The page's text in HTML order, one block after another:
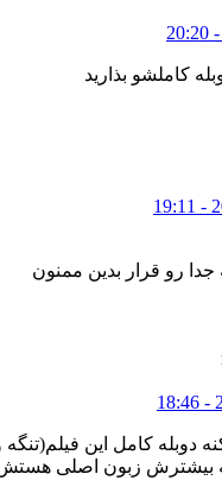
کاملشو بذارید
رو قرار بدین ممنون
دوبله کامل این
بیشترش زبون اصلی هستش